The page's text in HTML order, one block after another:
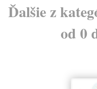
Ďalšie z
od 0